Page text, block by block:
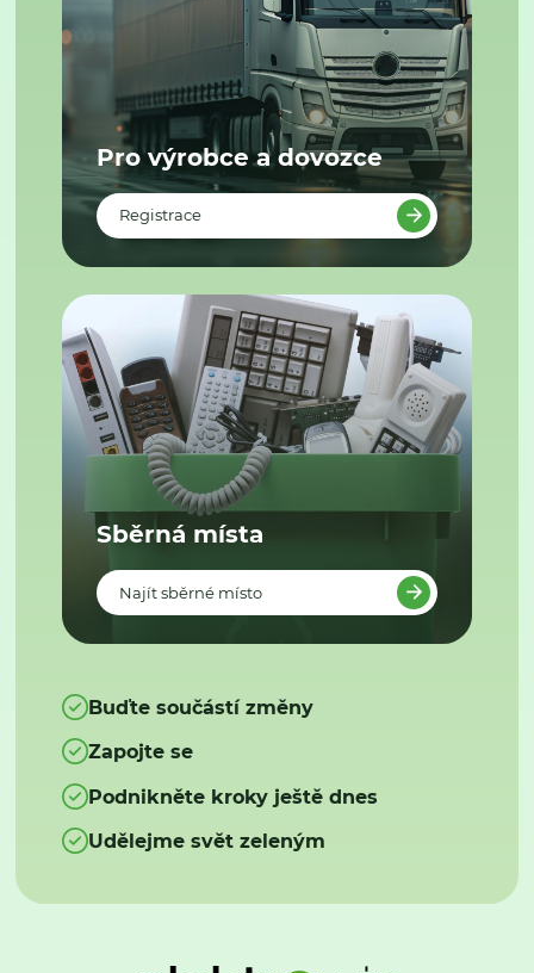
Pro výrobce a dovozce
Registrace
Sběrná místa
Najít sběrné místo
Buďte součástí změny
Zapojte se
Podnikněte kroky ještě dnes
Udělejme svět zeleným